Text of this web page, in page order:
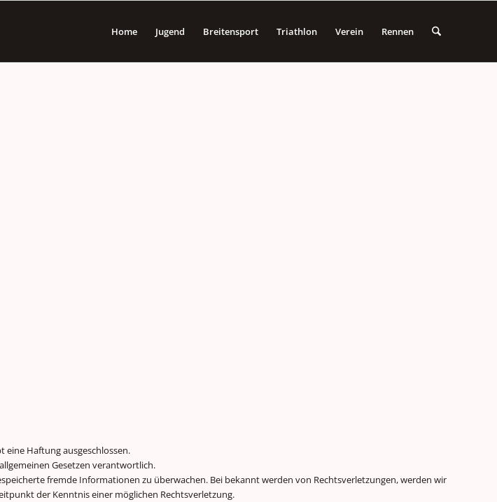
Home Jugend Breitensport Triathlon Verein Rennen
eine Haftung ausgeschlossen.
Gesetzen verantwortlich.
fremde Informationen zu überwachen. Bei bekannt werden von Rechtsverletzungen, werden wir
der Kenntnis einer möglichen Rechtsverletzung.